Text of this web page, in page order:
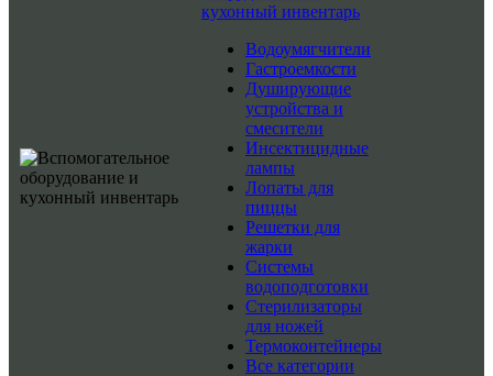
кухонный инвентарь
Водоумягчители
Гастроемкости
Душирующие
устройства и
смесители
Инсектицидные
лампы
Лопаты для
пиццы
Решетки для
жарки
Системы
водоподготовки
Стерилизаторы
для ножей
Термоконтейнеры
Все категории